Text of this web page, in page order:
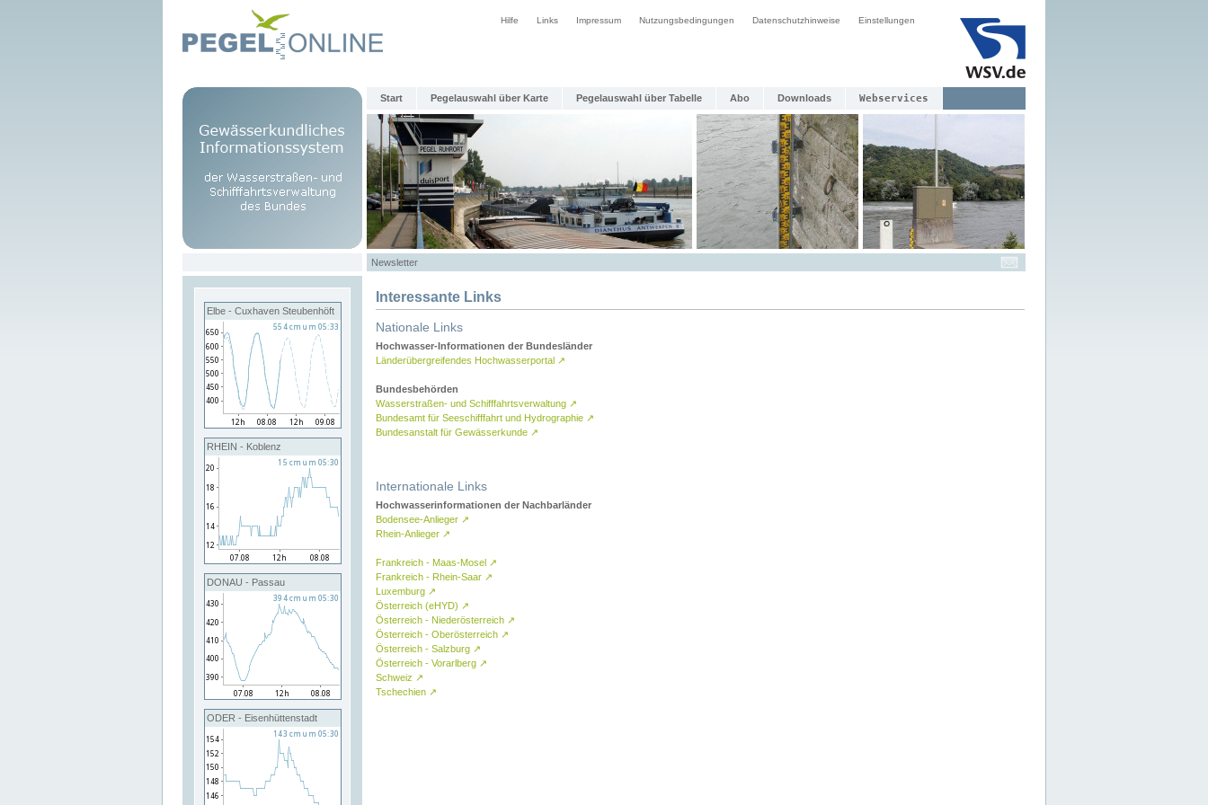
Hilfe Links Impressum Nutzungsbedingungen Datenschutzhinweise Einstellungen
Start Pegelauswahl über Karte Pegelauswahl über Tabelle Abo Downloads Webservices
Newsletter
Elbe - Cuxhaven Steubenhöft
RHEIN - Koblenz
DONAU - Passau
ODER - Eisenhüttenstadt
Interessante Links
Nationale Links
Hochwasser-Informationen der Bundesländer
Länderübergreifendes Hochwasserportal ↗
Bundesbehörden
Wasserstraßen- und Schifffahrtsverwaltung ↗
Bundesamt für Seeschifffahrt und Hydrographie ↗
Bundesanstalt für Gewässerkunde ↗
Internationale Links
Hochwasserinformationen der Nachbarländer
Bodensee-Anlieger ↗
Rhein-Anlieger ↗
Frankreich - Maas-Mosel ↗
Frankreich - Rhein-Saar ↗
Luxemburg ↗
Österreich (eHYD) ↗
Österreich - Niederösterreich ↗
Österreich - Oberösterreich ↗
Österreich - Salzburg ↗
Österreich - Vorarlberg ↗
Schweiz ↗
Tschechien ↗